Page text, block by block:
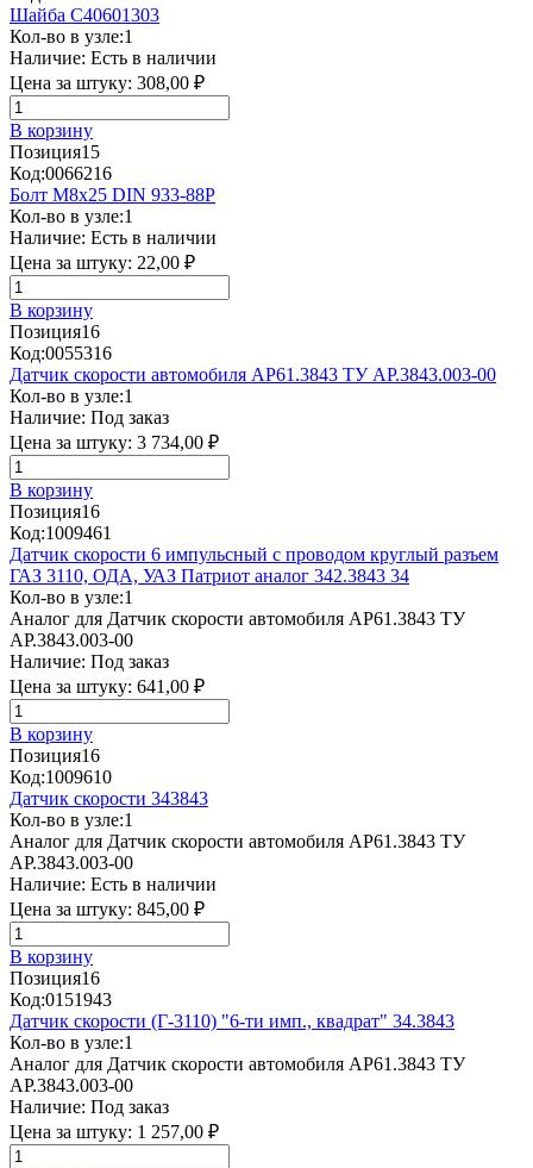
Шайба C40601303
Кол-во в узле:1
Наличие: Есть в наличии
Цена за штуку: 308,00 ₽
В корзину
Позиция15
Код:0066216
Болт М8х25 DIN 933-88P
Кол-во в узле:1
Наличие: Есть в наличии
Цена за штуку: 22,00 ₽
В корзину
Позиция16
Код:0055316
Датчик скорости автомобиля АР61.3843 ТУ АР.3843.003-00
Кол-во в узле:1
Наличие: Под заказ
Цена за штуку: 3 734,00 ₽
В корзину
Позиция16
Код:1009461
Датчик скорости 6 импульсный с проводом круглый разъем
ГАЗ 3110, ОДА, УАЗ Патриот аналог 342.3843 34
Кол-во в узле:1
Аналог для Датчик скорости автомобиля АР61.3843 ТУ
АР.3843.003-00
Наличие: Под заказ
Цена за штуку: 641,00 ₽
В корзину
Позиция16
Код:1009610
Датчик скорости 343843
Кол-во в узле:1
Аналог для Датчик скорости автомобиля АР61.3843 ТУ
АР.3843.003-00
Наличие: Есть в наличии
Цена за штуку: 845,00 ₽
В корзину
Позиция16
Код:0151943
Датчик скорости (Г-3110) "6-ти имп., квадрат" 34.3843
Кол-во в узле:1
Аналог для Датчик скорости автомобиля АР61.3843 ТУ
АР.3843.003-00
Наличие: Под заказ
Цена за штуку: 1 257,00 ₽